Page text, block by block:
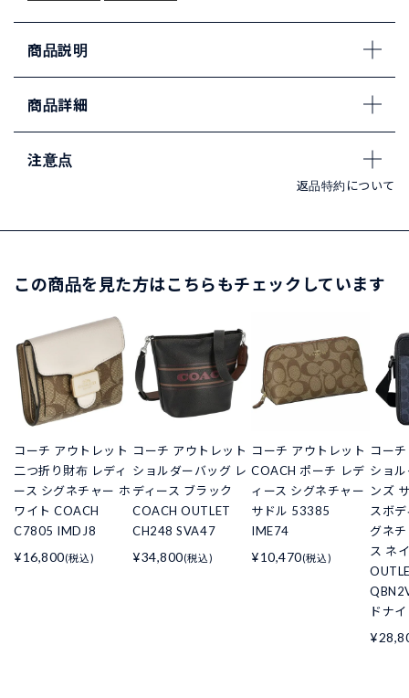
商品説明
商品詳細
注意点
返品特約について
この商品を見た方はこちらもチェックしています
コーチ アウトレット
二つ折り財布 レディ
ース シグネチャー ホ
ワイト COACH
C7805 IMDJ8
¥16,800(税込)
コーチ アウトレット
ショルダーバッグ レ
ディース ブラック
COACH OUTLET
CH248 SVA47
¥34,800(税込)
コーチ アウトレット
COACH ポーチ レデ
ィース シグネチャー
サドル 53385
IME74
¥10,470(税込)
コー
ショ
ンズ
スボ
グネ
ス ネ
ドナ